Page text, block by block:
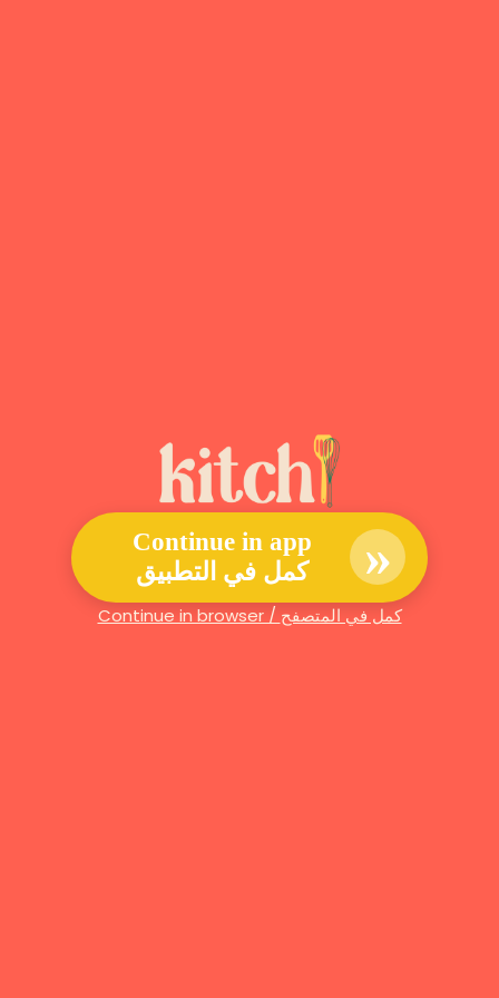
Continue in app
كمل في التطبيق
»
Continue in browser / كمل في المتصفح